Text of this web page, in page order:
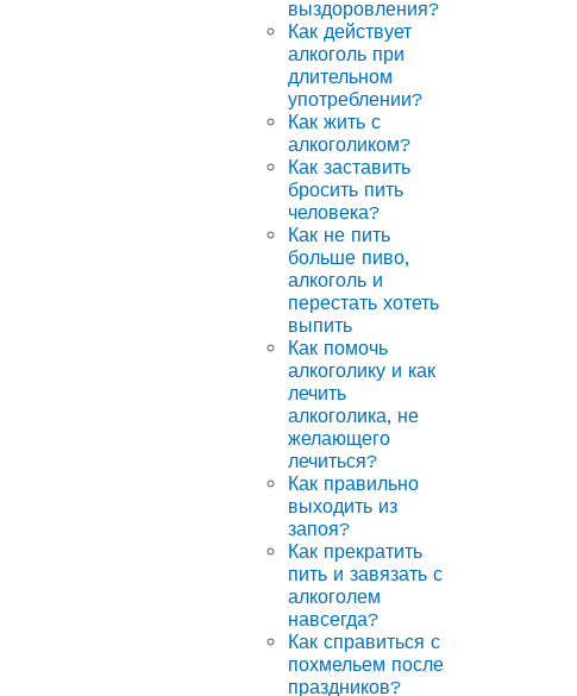
выздоровления?
Как действует
алкоголь при
длительном
употреблении?
Как жить с
алкоголиком?
Как заставить
бросить пить
человека?
Как не пить
больше пиво,
алкоголь и
перестать хотеть
выпить
Как помочь
алкоголику и как
лечить
алкоголика, не
желающего
лечиться?
Как правильно
выходить из
запоя?
Как прекратить
пить и завязать с
алкоголем
навсегда?
Как справиться с
похмельем после
праздников?